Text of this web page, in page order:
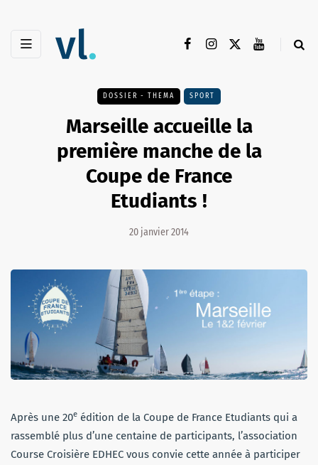
DOSSIER - THEMA SPORT
Marseille accueille la
première manche de la
Coupe de France
Etudiants !
20 janvier 2014
Après une 20e édition de la Coupe de France Etudiants qui a
rassemblé plus d’une centaine de participants, l’association
Course Croisière EDHEC vous convie cette année à participer